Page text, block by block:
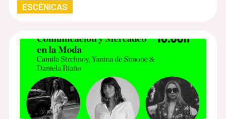
ESCÉNICAS